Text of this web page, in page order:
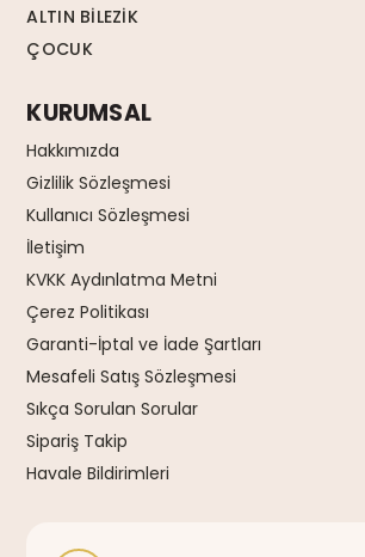
ALTIN BİLEZİK
ÇOCUK
KURUMSAL
Hakkımızda
Gizlilik Sözleşmesi
Kullanıcı Sözleşmesi
İletişim
KVKK Aydınlatma Metni
Çerez Politikası
Garanti-İptal ve İade Şartları
Mesafeli Satış Sözleşmesi
Sıkça Sorulan Sorular
Sipariş Takip
Havale Bildirimleri